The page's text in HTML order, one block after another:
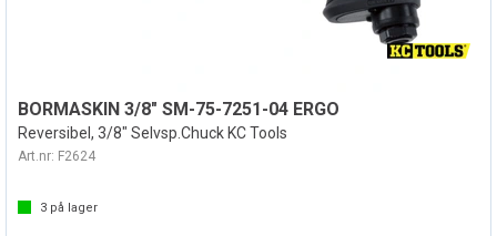
BORMASKIN 3/8" SM-75-7251-04 ERGO
Reversibel, 3/8" Selvsp.Chuck KC Tools
Art.nr: F2624
3 på lager